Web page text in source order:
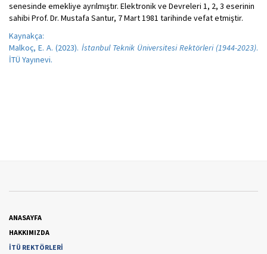
senesinde emekliye ayrılmıştır. Elektronik ve Devreleri 1, 2, 3 eserinin
sahibi Prof. Dr. Mustafa Santur, 7 Mart 1981 tarihinde vefat etmiştir.
Kaynakça:
Malkoç, E. A. (2023). İstanbul Teknik Üniversitesi Rektörleri (1944-2023).
İTÜ Yayınevi.
ANASAYFA
HAKKIMIZDA
İTÜ REKTÖRLERİ